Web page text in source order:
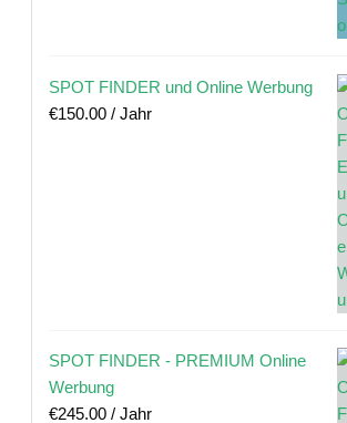
SPOT FINDER und Online Werbung
€150.00 / Jahr
SPOT FINDER - PREMIUM Online
Werbung
€245.00 / Jahr